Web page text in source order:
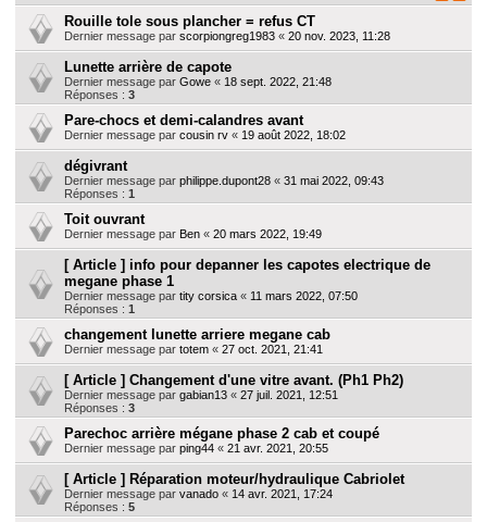
Rouille tole sous plancher = refus CT
Dernier message par scorpiongreg1983 « 20 nov. 2023, 11:28
Lunette arrière de capote
Dernier message par Gowe « 18 sept. 2022, 21:48
Réponses : 3
Pare-chocs et demi-calandres avant
Dernier message par cousin rv « 19 août 2022, 18:02
dégivrant
Dernier message par philippe.dupont28 « 31 mai 2022, 09:43
Réponses : 1
Toit ouvrant
Dernier message par Ben « 20 mars 2022, 19:49
[ Article ] info pour depanner les capotes electrique de
megane phase 1
Dernier message par tity corsica « 11 mars 2022, 07:50
Réponses : 1
changement lunette arriere megane cab
Dernier message par totem « 27 oct. 2021, 21:41
[ Article ] Changement d'une vitre avant. (Ph1 Ph2)
Dernier message par gabian13 « 27 juil. 2021, 12:51
Réponses : 3
Parechoc arrière mégane phase 2 cab et coupé
Dernier message par ping44 « 21 avr. 2021, 20:55
[ Article ] Réparation moteur/hydraulique Cabriolet
Dernier message par vanado « 14 avr. 2021, 17:24
Réponses : 5